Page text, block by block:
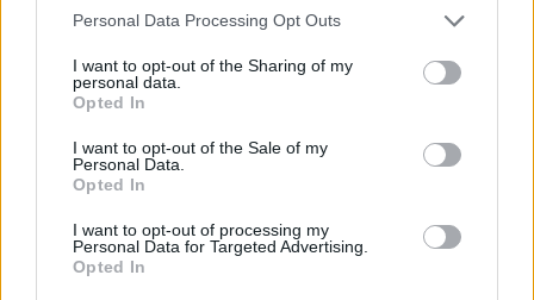
Personal Data Processing Opt Outs
I want to opt-out of the Sharing of my
personal data.
Opted In
I want to opt-out of the Sale of my
Personal Data.
Opted In
I want to opt-out of processing my
Personal Data for Targeted Advertising.
Opted In
PNȚCD (Pavelescu)
PNCR (Terheș)
Partidul Patrioților (Surugiu)
România pe Primul Loc (Ponta)
Altul